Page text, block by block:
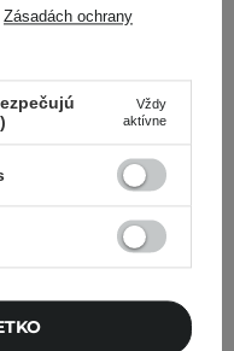
Zásadách ochrany
Vždy
aktívne